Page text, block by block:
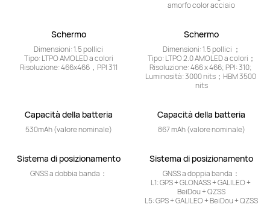
Schermo
Dimensioni: 1.5 pollici
Tipo: LTPO AMOLED a colori
Risoluzione: 466x466，PPI 311
Capacità della batteria
530mAh (valore nominale)
Sistema di posizionamento
GNSS a dobbia banda：
amorfo color acciaio
Schermo
Dimensioni: 1.5 pollici ；
Tipo: LTPO 2.0 AMOLED a colori；
Risoluzione: 466 x 466; PPI: 310;
Luminosità: 3000 nits；HBM 3500
nits
Capacità della batteria
867 mAh (valore nominale)
Sistema di posizionamento
GNSS a doppia banda：
L1: GPS + GLONASS + GALILEO +
BeiDou + QZSS
L5: GPS + GALILEO + BeiDou + QZSS